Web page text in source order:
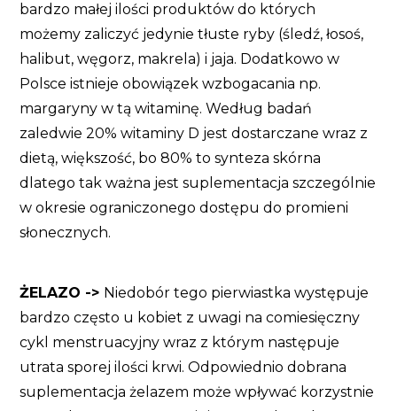
bardzo małej ilości produktów do których
możemy zaliczyć jedynie tłuste ryby (śledź, łosoś,
halibut, węgorz, makrela) i jaja. Dodatkowo w
Polsce istnieje obowiązek wzbogacania np.
margaryny w tą witaminę. Według badań
zaledwie 20% witaminy D jest dostarczane wraz z
dietą, większość, bo 80% to synteza skórna
dlatego tak ważna jest suplementacja szczególnie
w okresie ograniczonego dostępu do promieni
słonecznych.
ŻELAZO -> Niedobór tego pierwiastka występuje
bardzo często u kobiet z uwagi na comiesięczny
cykl menstruacyjny wraz z którym następuje
utrata sporej ilości krwi. Odpowiednio dobrana
suplementacja żelazem może wpływać korzystnie